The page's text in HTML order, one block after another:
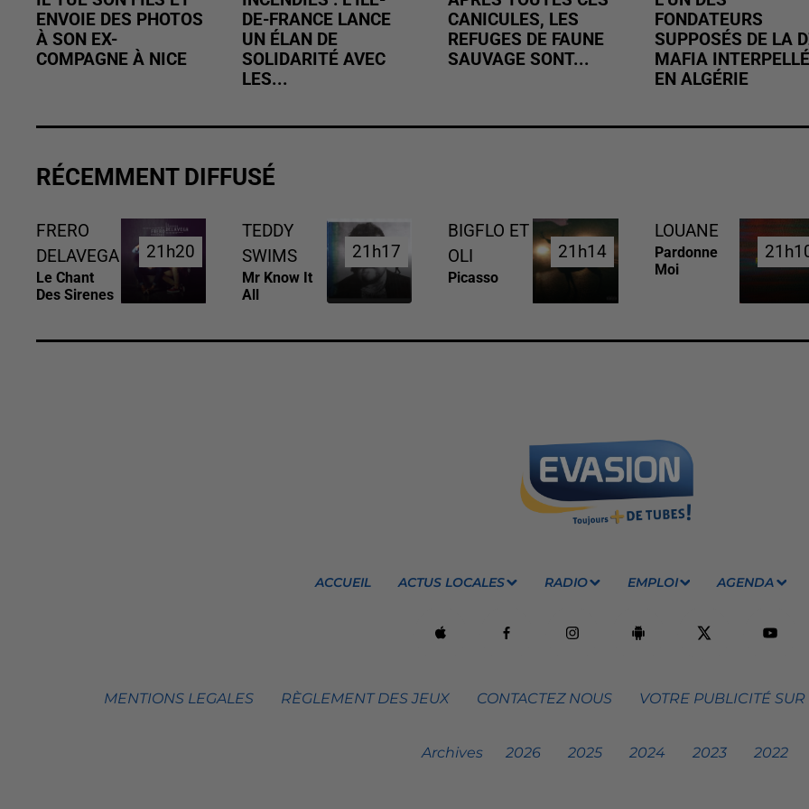
ENVOIE DES PHOTOS
À SON EX-
COMPAGNE À NICE
DE-FRANCE LANCE
UN ÉLAN DE
SOLIDARITÉ AVEC
LES...
CANICULES, LES
REFUGES DE FAUNE
SAUVAGE SONT...
FONDATEURS
SUPPOSÉS DE LA
MAFIA INTERPELLÉ
EN ALGÉRIE
RÉCEMMENT DIFFUSÉ
FRERO
DELAVEGA
Le Chant
Des Sirenes
21h20
21h20
TEDDY
SWIMS
Mr Know It
All
21h17
21h17
BIGFLO ET
OLI
Picasso
21h14
21h14
LOUANE
Pardonne
Moi
ACCUEIL ACTUS LOCALES RADIO EMPLOI AGENDA
MENTIONS LEGALES RÈGLEMENT DES JEUX CONTACTEZ NOUS VOTRE PUBLICITÉ
Archives 2026 2025 2024 2023 2022